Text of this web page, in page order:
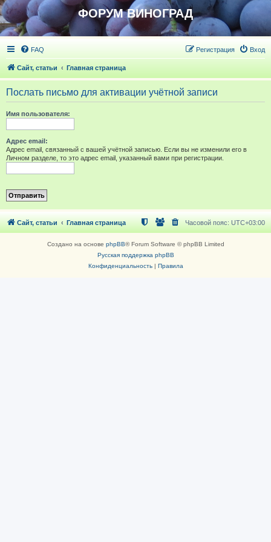
ФОРУМ ВИНОГРАД
FAQ Вход
Регистрация
Сайт, статьи Главная страница
Послать письмо для активации учётной записи
Имя пользователя:
Адрес email:
Адрес email, связанный с вашей учётной записью. Если вы не изменили его в
Личном разделе, то это адрес email, указанный вами при регистрации.
Сайт, статьи Главная страница Часовой пояс: UTC+03:00
Создано на основе phpBB® Forum Software © phpBB Limited
Русская поддержка phpBB
Конфиденциальность| Правила